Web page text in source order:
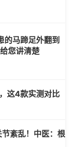
的马蹄足外翻到
您讲清楚
这4款实测对比
紊乱！中医：根